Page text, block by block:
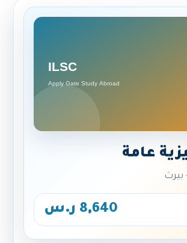
عامة
8,640 ر.س